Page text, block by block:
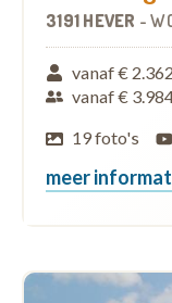
3191 HEVER -
vanaf €
vanaf €
19 foto's
meer